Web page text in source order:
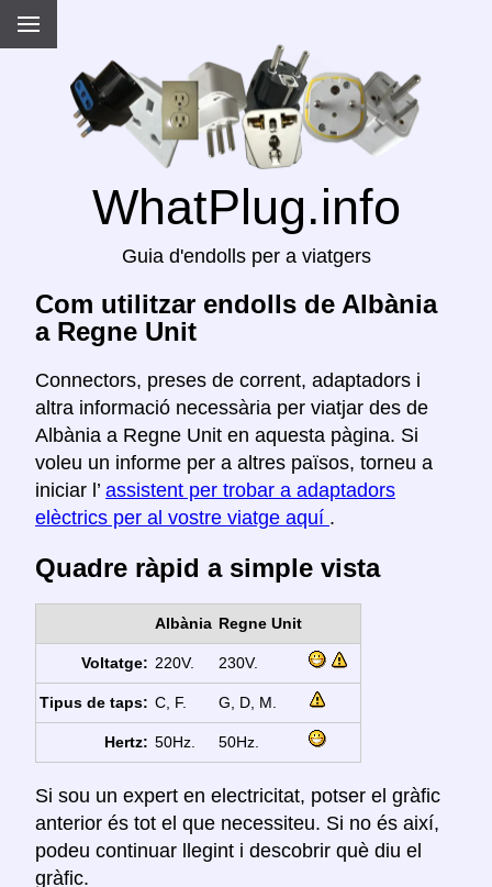
WhatPlug.info
Guia d'endolls per a viatgers
Com utilitzar endolls de Albània
a Regne Unit
Connectors, preses de corrent, adaptadors i
altra informació necessària per viatjar des de
Albània a Regne Unit en aquesta pàgina. Si
voleu un informe per a altres països, torneu a
iniciar l’ assistent per trobar a adaptadors
elèctrics per al vostre viatge aquí .
Quadre ràpid a simple vista
Albània Regne Unit
Voltatge: 220V. 230V.
Tipus de taps: C, F. G, D, M.
Hertz: 50Hz. 50Hz.
Si sou un expert en electricitat, potser el gràfic
anterior és tot el que necessiteu. Si no és així,
podeu continuar llegint i descobrir què diu el
gràfic.